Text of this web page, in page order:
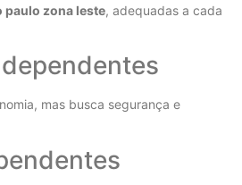
paulo zona leste, adequadas a cada
mas busca segurança e